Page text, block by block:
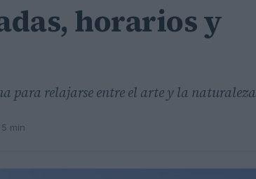
horarios y
para relajarse entre el arte y la naturaleza
5 min